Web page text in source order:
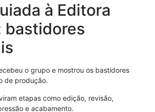
à Editora
bastidores
o grupo e mostrou os bastidores
de produção.
etapas como edição, revisão,
e acabamento.